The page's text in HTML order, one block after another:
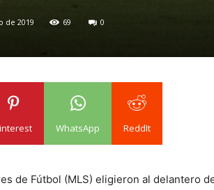
de 2019 69 0
WhatsApp ReddIt
de Fútbol (MLS) eligieron al delantero